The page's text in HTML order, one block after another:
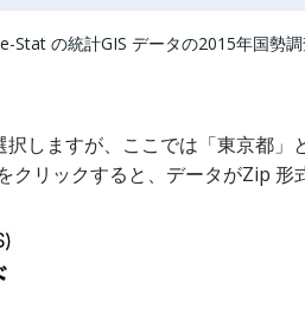
e-Stat の統計GIS データの2015年国勢
しますが、ここでは「東京都」
リックすると、データがZip 形